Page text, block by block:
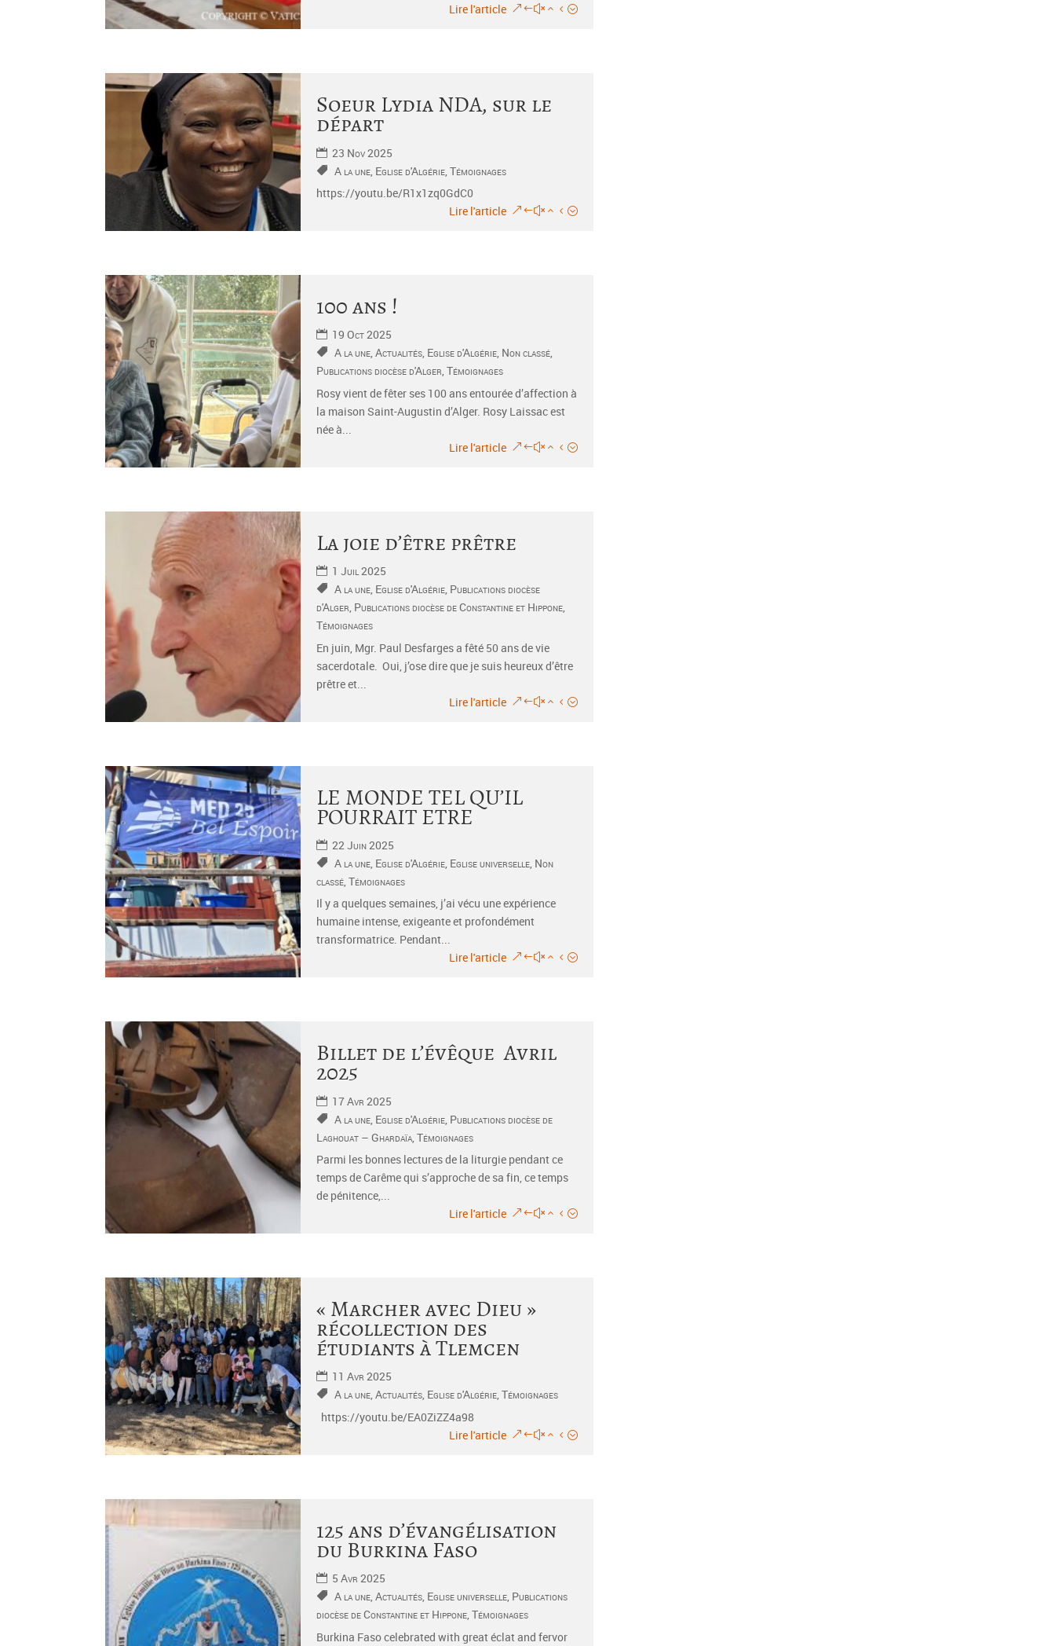
Lire l'article
Soeur Lydia NDA, sur le
départ
23 Nov 2025
A la une, Eglise d'Algérie, Témoignages
https://youtu.be/R1x1zq0GdC0
Lire l'article
100 ans !
19 Oct 2025
A la une, Actualités, Eglise d'Algérie, Non classé,
Publications diocèse d'Alger, Témoignages
Rosy vient de fêter ses 100 ans entourée d’affection à
la maison Saint-Augustin d’Alger. Rosy Laissac est
née à...
Lire l'article
La joie d’être prêtre
1 Juil 2025
A la une, Eglise d'Algérie, Publications diocèse
d'Alger, Publications diocèse de Constantine et Hippone,
Témoignages
En juin, Mgr. Paul Desfarges a fêté 50 ans de vie
sacerdotale. Oui, j’ose dire que je suis heureux d’être
prêtre et...
Lire l'article
LE MONDE TEL QU’IL
POURRAIT ETRE
22 Juin 2025
A la une, Eglise d'Algérie, Eglise universelle, Non
classé, Témoignages
Il y a quelques semaines, j’ai vécu une expérience
humaine intense, exigeante et profondément
transformatrice. Pendant...
Lire l'article
Billet de l’évêque Avril
2025
17 Avr 2025
A la une, Eglise d'Algérie, Publications diocèse de
Laghouat – Ghardaïa, Témoignages
Parmi les bonnes lectures de la liturgie pendant ce
temps de Carême qui s’approche de sa fin, ce temps
de pénitence,...
Lire l'article
« Marcher avec Dieu »
récollection des
étudiants à Tlemcen
11 Avr 2025
A la une, Actualités, Eglise d'Algérie, Témoignages
https://youtu.be/EA0ZiZZ4a98
Lire l'article
125 ans d’évangélisation
du Burkina Faso
5 Avr 2025
A la une, Actualités, Eglise universelle, Publications
diocèse de Constantine et Hippone, Témoignages
Burkina Faso celebrated with great éclat and fervor